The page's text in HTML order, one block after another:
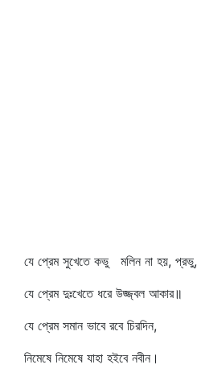
যে প্রেম সুখেতে কভু মলিন না হয়, প্রভু,
যে প্রেম দুঃখেতে ধরে উজ্জ্বল আকার॥
যে প্রেম সমান ভাবে রবে চিরদিন,
নিমেষে নিমেষে যাহা হইবে নবীন।